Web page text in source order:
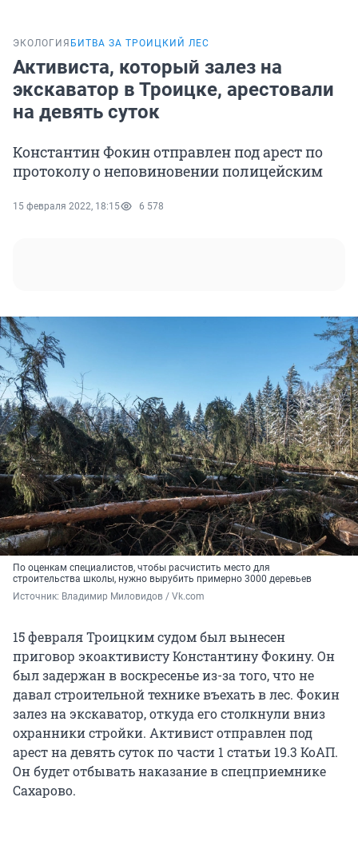
ЭКОЛОГИЯ БИТВА ЗА ТРОИЦКИЙ ЛЕС
Активиста, который залез на
экскаватор в Троицке, арестовали
на девять суток
Константин Фокин отправлен под арест по
протоколу о неповиновении полицейским
15 февраля 2022, 18:15 6 578
По оценкам специалистов, чтобы расчистить место для
строительства школы, нужно вырубить примерно 3000 деревьев
Источник: Владимир Миловидов / Vk.com
15 февраля Троицким судом был вынесен
приговор экоактивисту Константину Фокину. Он
был задержан в воскресенье из-за того, что не
давал строительной технике въехать в лес. Фокин
залез на экскаватор, откуда его столкнули вниз
охранники стройки. Активист отправлен под
арест на девять суток по части 1 статьи 19.3 КоАП.
Он будет отбывать наказание в спецприемнике
Сахарово.